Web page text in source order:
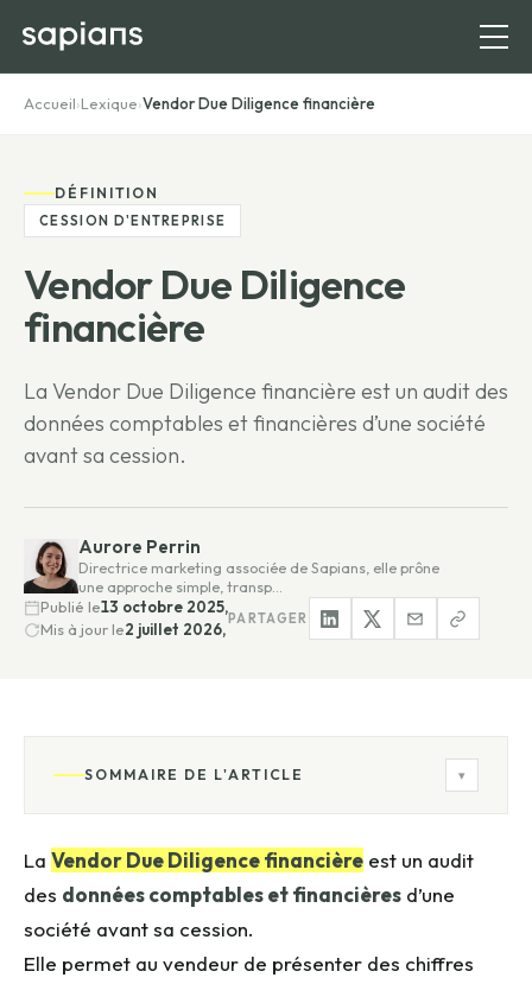
Accueil›Lexique›Vendor Due Diligence financière
DÉFINITION
CESSION D'ENTREPRISE
Vendor Due Diligence
financière
La Vendor Due Diligence financière est un audit des
données comptables et financières d’une société
avant sa cession.
Aurore Perrin
Directrice marketing associée de Sapians, elle prône
une approche simple, transp…
Publié le13 octobre 2025,
Mis à jour le2 juillet 2026,
PARTAGER
SOMMAIRE DE L'ARTICLE ▾
La Vendor Due Diligence financière est un audit
des données comptables et financières d’une
société avant sa cession.
Elle permet au vendeur de présenter des chiffres